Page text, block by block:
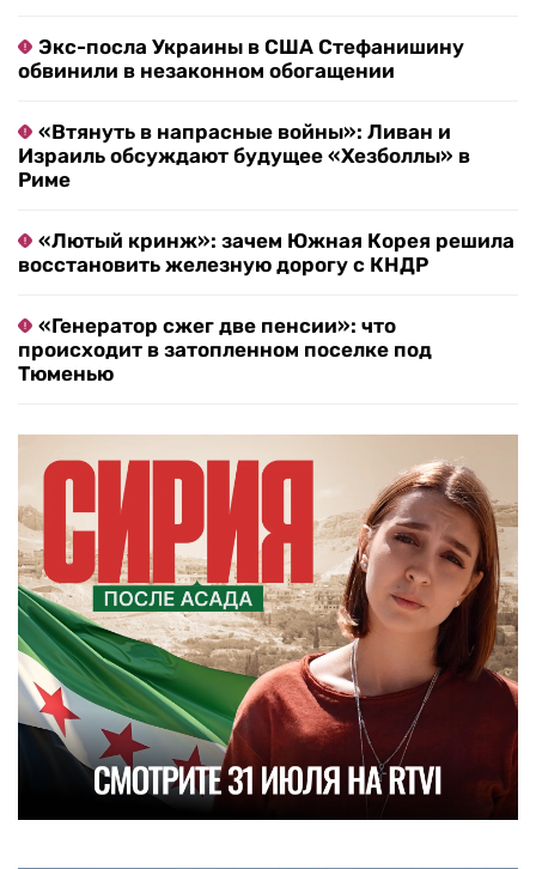
Экс-посла Украины в США Стефанишину
обвинили в незаконном обогащении
«Втянуть в напрасные войны»: Ливан и
Израиль обсуждают будущее «Хезболлы» в
Риме
«Лютый кринж»: зачем Южная Корея решила
восстановить железную дорогу с КНДР
«Генератор сжег две пенсии»: что
происходит в затопленном поселке под
Тюменью